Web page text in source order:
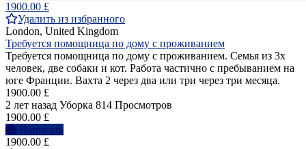
1900.00 £
Удалить из избранного
London, United Kingdom
Требуется помощница по дому с проживанием
Требуется помощница по дому с проживанием. Семья из 3х
человек, две собаки и кот. Работа частично с пребыванием на
юге Франции. Вахта 2 через два или три через три месяца.
1900.00 £
2 лет назад Уборка 814 Просмотров
1900.00 £
Написать
1900.00 £